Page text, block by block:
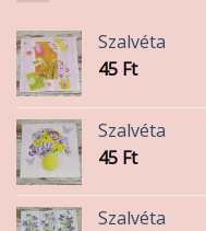
Szalvéta
45 Ft
Szalvéta
45 Ft
Szalvéta